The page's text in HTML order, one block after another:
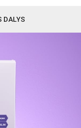
DALYS